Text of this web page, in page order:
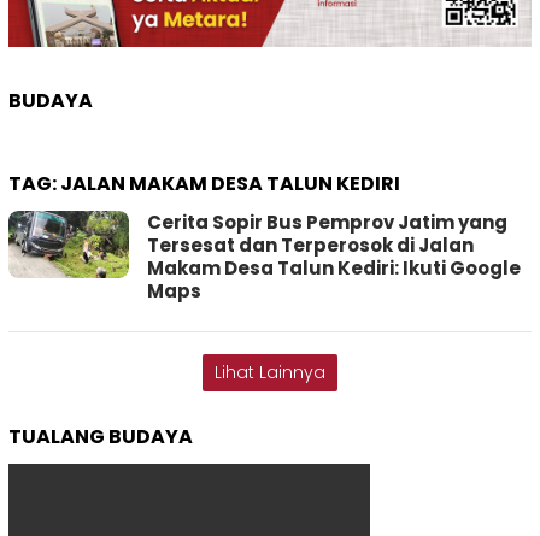
BUDAYA
TAG:JALAN MAKAM DESA TALUN KEDIRI
Cerita Sopir Bus Pemprov Jatim yang
Tersesat dan Terperosok di Jalan
Makam Desa Talun Kediri: Ikuti Google
Maps
Lihat Lainnya
TUALANG BUDAYA